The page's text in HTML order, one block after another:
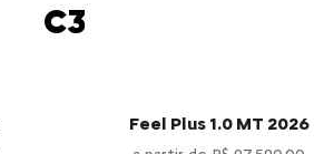
C3
Feel Plus 1.0 MT 2026